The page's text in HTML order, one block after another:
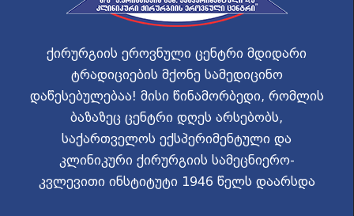
ქირურგიის ეროვნული ცენტრი მდიდარი
ტრადიციების მქონე სამედიცინო
დაწესებულებაა! მისი წინამორბედი, რომლის
ბაზაზეც ცენტრი დღეს არსებობს,
საქართველოს ექსპერიმენტული და
კლინიკური ქირურგიის სამეცნიერო-
კვლევითი ინსტიტუტი 1946 წელს დაარსდა